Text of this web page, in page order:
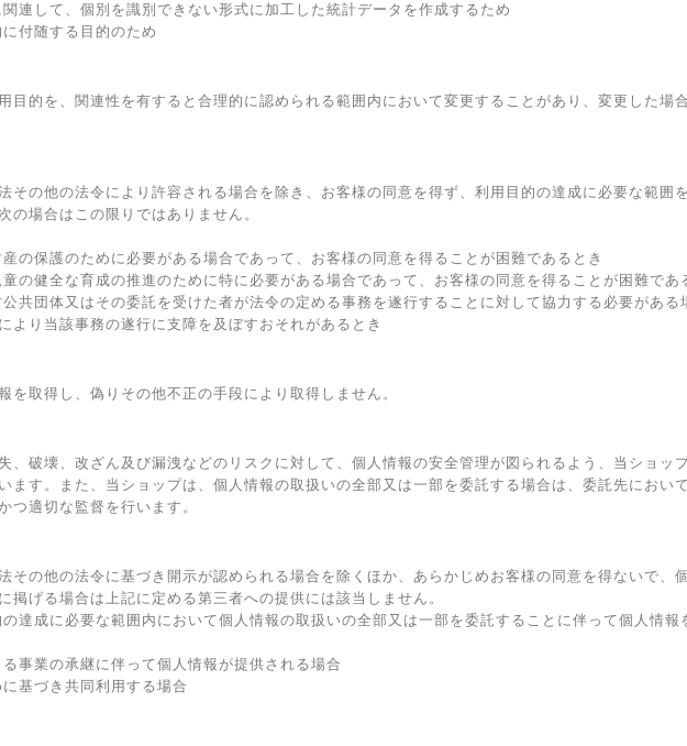
関連して、個別を識別できない形式に加工した統計データを作成するため
付随する目的のため
目的を、関連性を有すると合理的に認められる範囲内において変更することがあり、変更した場
その他の法令により許容される場合を除き、お客様の同意を得ず、利用目的の達成に必要な範囲
の場合はこの限りではありません。
産の保護のために必要がある場合であって、お客様の同意を得ることが困難であるとき
童の健全な育成の推進のために特に必要がある場合であって、お客様の同意を得ることが困難であ
公共団体又はその委託を受けた者が法令の定める事務を遂行することに対して協力する必要がある
より当該事務の遂行に支障を及ぼすおそれがあるとき
を取得し、偽りその他不正の手段により取得しません。
、破壊、改ざん及び漏洩などのリスクに対して、個人情報の安全管理が図られるよう、当ショッ
ます。また、当ショップは、個人情報の取扱いの全部又は一部を委託する場合は、委託先におい
つ適切な監督を行います。
その他の法令に基づき開示が認められる場合を除くほか、あらかじめお客様の同意を得ないで、
掲げる場合は上記に定める第三者への提供には該当しません。
の達成に必要な範囲内において個人情報の取扱いの全部又は一部を委託することに伴って個人情報
事業の承継に伴って個人情報が提供される場合
基づき共同利用する場合